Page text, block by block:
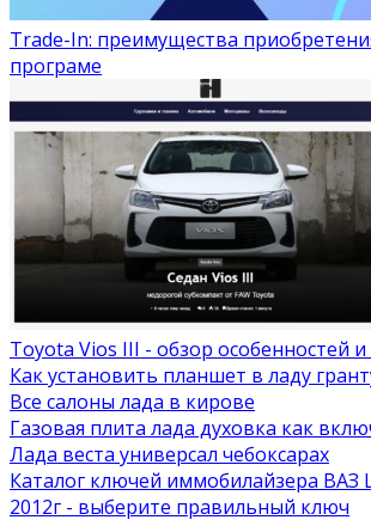
Trade-In: преимущества
програме
Toyota Vios III - обзор особенностей
Как установить планшет в ладу
Все салоны лада в кирове
Газовая плита лада духовка как
Лада веста универсал чебоксарах
Каталог ключей иммобилайзера ВАЗ
2012г - выберите правильный ключ